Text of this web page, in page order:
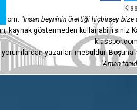
"İnsan beyninin ürettiği hiçbirşey bize
kaynak göstermeden
yazarları mesuldür.
"Aman